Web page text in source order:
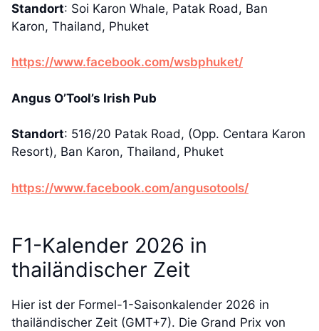
Standort: Soi Karon Whale, Patak Road, Ban
Karon, Thailand, Phuket
https://www.facebook.com/wsbphuket/
Angus O’Tool’s Irish Pub
Standort: 516/20 Patak Road, (Opp. Centara Karon
Resort), Ban Karon, Thailand, Phuket
https://www.facebook.com/angusotools/
F1-Kalender 2026 in
thailändischer Zeit
Hier ist der Formel-1-Saisonkalender 2026 in
thailändischer Zeit (GMT+7). Die Grand Prix von